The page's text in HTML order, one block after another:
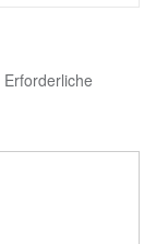
Erforderliche